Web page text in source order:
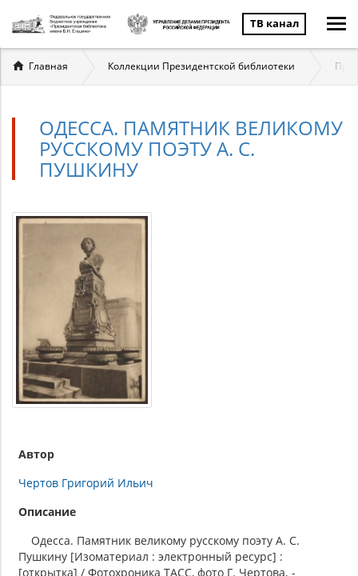
ТВ канал
Вы
здесь
Главная Коллекции Президентской библиотеки
ОДЕССА. ПАМЯТНИК ВЕЛИКОМУ
РУССКОМУ ПОЭТУ А. С.
ПУШКИНУ
Автор
Чертов Григорий Ильич
Описание
Одесса. Памятник великому русскому поэту А. С.
Пушкину [Изоматериал : электронный ресурс] :
[открытка] / Фотохроника ТАСС, фото Г. Чертова. -